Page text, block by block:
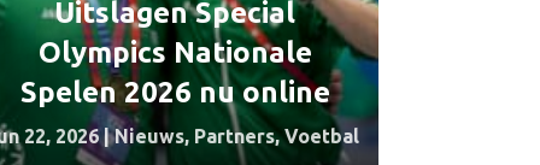
Uitslagen Special
Olympics Nationale
Spelen 2026 nu online
22, 2026|Nieuws, Partners,Voetbal